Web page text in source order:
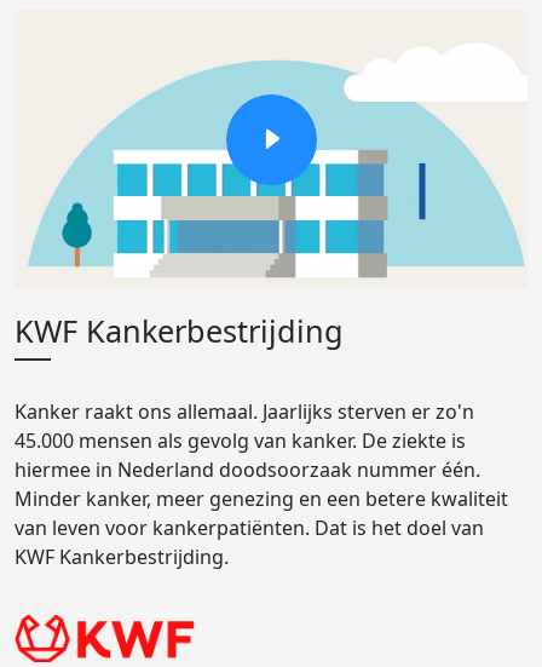
KWF Kankerbestrijding
Kanker raakt ons allemaal. Jaarlijks sterven er zo'n
45.000 mensen als gevolg van kanker. De ziekte is
hiermee in Nederland doodsoorzaak nummer één.
Minder kanker, meer genezing en een betere kwaliteit
van leven voor kankerpatiënten. Dat is het doel van
KWF Kankerbestrijding.